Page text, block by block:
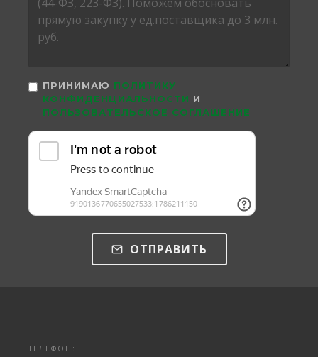
ПРИНИМАЮ ПОЛИТИКУ
КОНФИДЕНЦИАЛЬНОСТИ И
ПОЛЬЗОВАТЕЛЬСКОЕ СОГЛАШЕНИЕ
ОТПРАВИТЬ
ТЕЛЕФОН: